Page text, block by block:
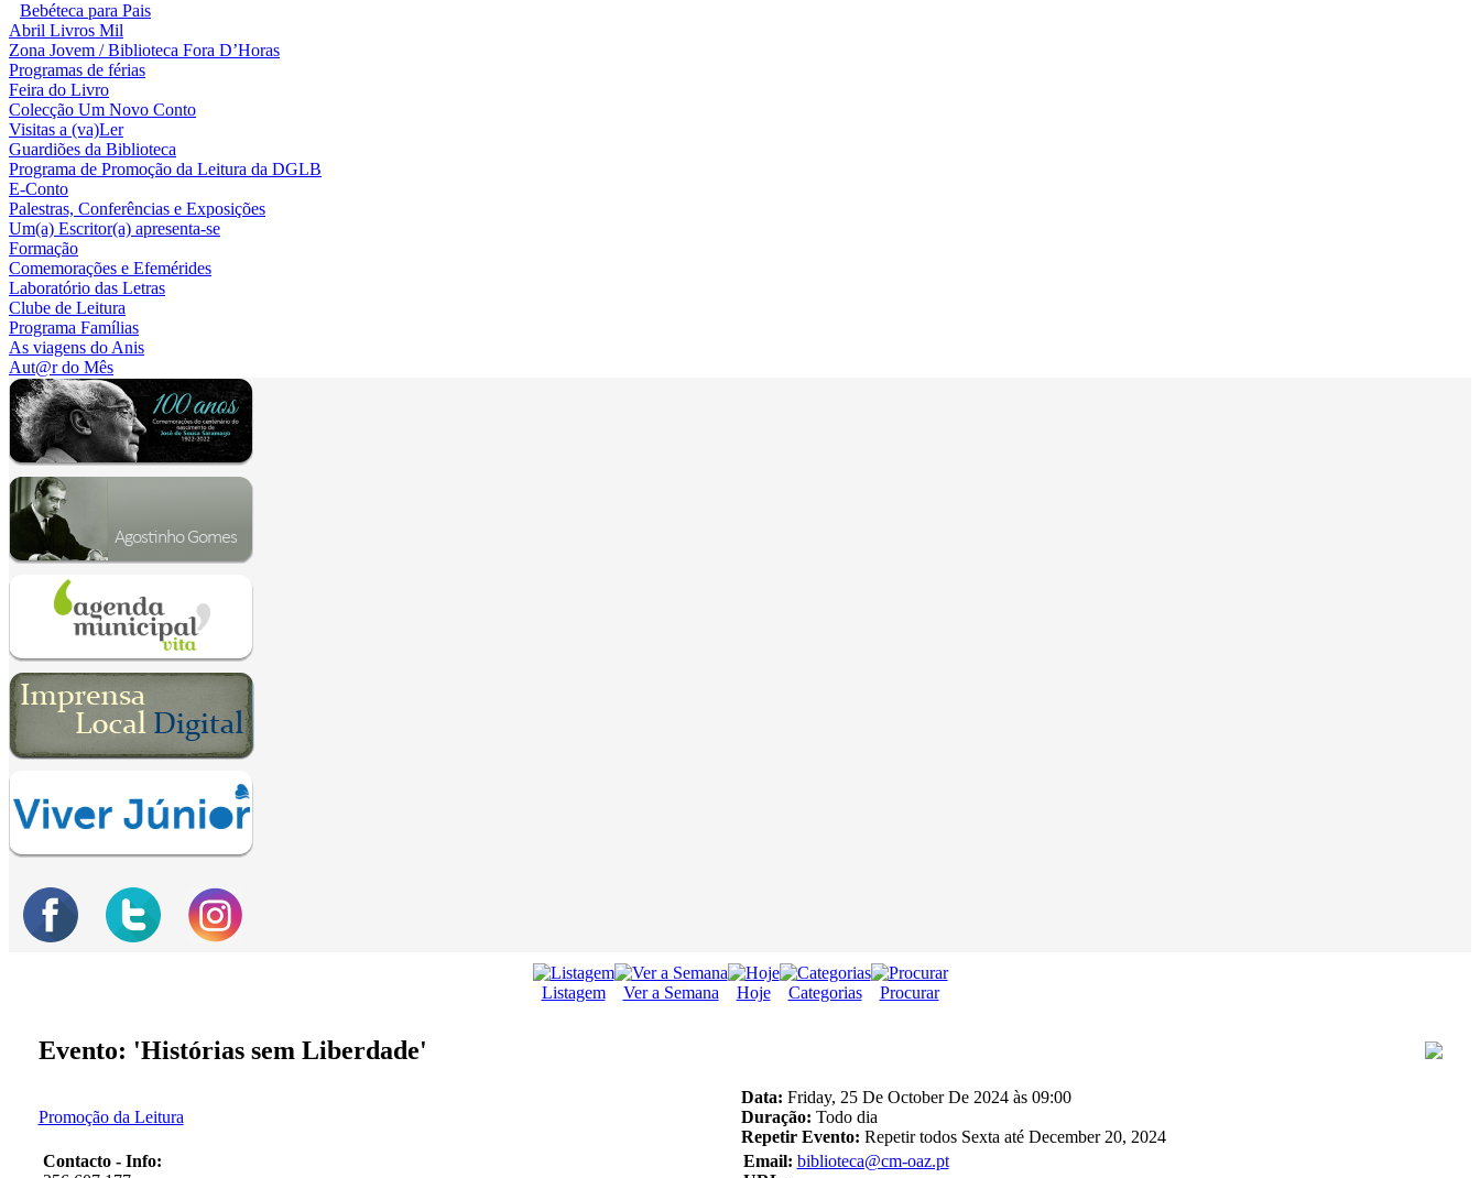
Bebéteca para Pais
Abril Livros Mil
Zona Jovem / Biblioteca Fora D’Horas
Programas de férias
Feira do Livro
Colecção Um Novo Conto
Visitas a (va)Ler
Guardiões da Biblioteca
Programa de Promoção da Leitura da DGLB
E-Conto
Palestras, Conferências e Exposições
Um(a) Escritor(a) apresenta-se
Formação
Comemorações e Efemérides
Laboratório das Letras
Clube de Leitura
Programa Famílias
As viagens do Anis
Aut@r do Mês
Listagem Ver a Semana Hoje Categorias Procurar
Evento: 'Histórias sem Liberdade'
Promoção da Leitura
Data: Friday, 25 De October De 2024 às 09:00
Duração: Todo dia
Repetir Evento: Repetir todos Sexta até December 20, 2024
Contacto - Info:
Email: biblioteca@cm-oaz.pt